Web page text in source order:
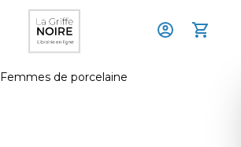
Femmes de porcelaine